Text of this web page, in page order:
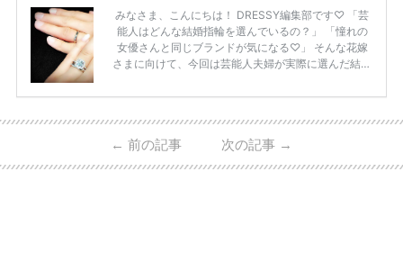
みなさま、こんにちは！ DRESSY編集部です♡ 「芸
能人はどんな結婚指輪を選んでいるの？」 「憧れの
女優さんと同じブランドが気になる♡」 そんな花嫁
さまに向けて、今回は芸能人夫婦が実際に選んだ結婚
ーウィンストンやカルティエ、ティファニーなど世界
日本で人気のブランドまで幅広くご紹介。 さらに、
・愛用している芸能人夫婦 ・リングの特徴や魅力 ・
← 前の記事 次の記事 →